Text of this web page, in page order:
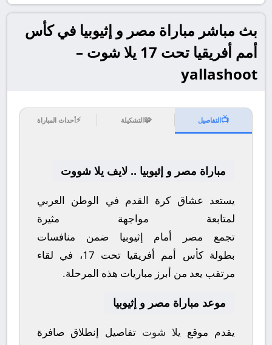
بث مباشر مباراة مصر و إثيوبيا في كأس
أمم أفريقيا تحت 17 يلا شوت –
yallashoot
📺التفاصيل 🧩التشكيلة ⚡أحداث المباراة
مباراة مصر و إثيوبيا .. لايف يلا شووت
يستعد عشاق كرة القدم في الوطن العربي
لمتابعة مواجهة مثيرة
تجمع مصر أمام إثيوبيا ضمن منافسات
بطولةكأس أمم أفريقيا تحت 17
، في لقاء
مرتقب يعد من أبرز مباريات هذه المرحلة.
موعد مباراة مصر و إثيوبيا
يقدم موقع يلا شوت تفاصيل إنطلاق صافرة